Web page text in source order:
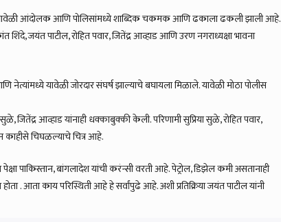
यावेळी आंदोलक आणि पोलिसांमध्ये शाब्दिक चकमक आणि ढकाला ढकली झाली आहे.
शिंदे, जयंत पाटील, रोहित पवार, जितेंद्र आव्हाड आणि उरण नगराध्यक्षा भावना
नेत्यांमध्ये यावेळी जोरदार संघर्ष झाल्याचे बघायला मिळाले. यावेळी मोठा पोलीस
जितेंद्र आव्हाड यांनाही धक्काबुक्की केली. परिणामी सुप्रिया सुळे, रोहित पवार,
काहीसे चिघळल्याचे चित्र आहे.
पाकिस्तान, बांगलादेश यांची करंन्सी वरती आहे. पेट्रोल, डिझेल कमी असतानाही
. आता काय परिस्थिती आहे हे सर्वांपुढे आहे. अशी प्रतिक्रिया जयंत पाटील यांनी